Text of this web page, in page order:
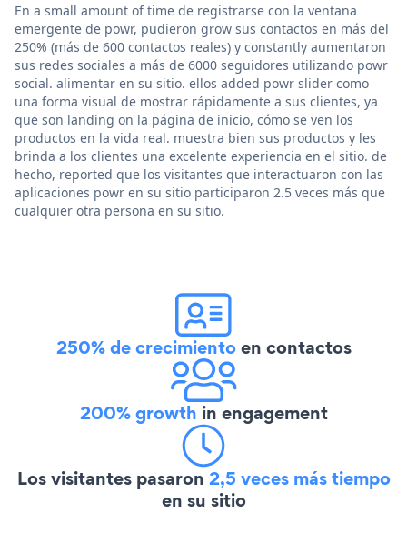
En a small amount of time de registrarse con la ventana
emergente de powr, pudieron grow sus contactos en más del
250% (más de 600 contactos reales) y constantly aumentaron
sus redes sociales a más de 6000 seguidores utilizando powr
social. alimentar en su sitio. ellos added powr slider como
una forma visual de mostrar rápidamente a sus clientes, ya
que son landing on la página de inicio, cómo se ven los
productos en la vida real. muestra bien sus productos y les
brinda a los clientes una excelente experiencia en el sitio. de
hecho, reported que los visitantes que interactuaron con las
aplicaciones powr en su sitio participaron 2.5 veces más que
cualquier otra persona en su sitio.
250% de crecimientoen contactos
200% growth in engagement
Los visitantes pasaron 2,5 veces más tiempo
en su sitio